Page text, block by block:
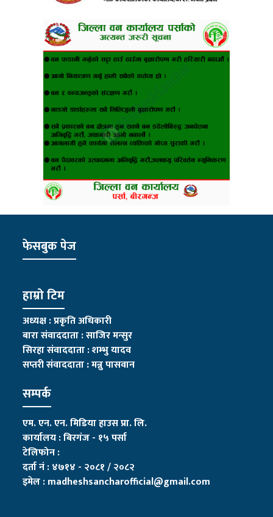
फेसबुक पेज
हाम्रो टिम
अध्यक्ष : प्रकृति अधिकारी
बारा संवाददाता : साजिर मन्सुर
सिरहा संवाददाता : शम्भु यादव
सप्तरी संवाददाता:मन्नु पासवान
सम्पर्क
एम. एन. एन. मिडिया हाउस प्रा. लि.
कार्यालय : बिरगंज - १५ पर्सा
टेलिफोन :
दर्ता नं : ४७१४ - २०८१ / २०८२
इमेल :madheshsancharofficial@gmail.com